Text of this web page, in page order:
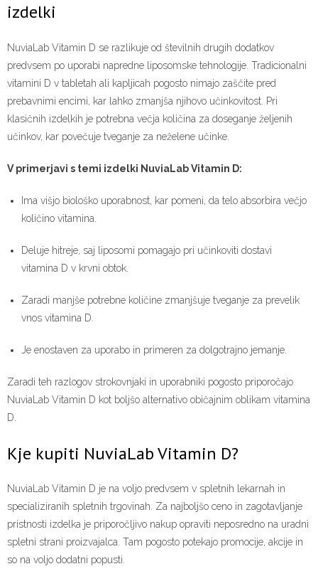
izdelki
NuviaLab Vitamin D se razlikuje od številnih drugih dodatkov
predvsem po uporabi napredne liposomske tehnologije. Tradicionalni
vitamini D v tabletah ali kapljicah pogosto nimajo zaščite pred
prebavnimi encimi, kar lahko zmanjša njihovo učinkovitost. Pri
klasičnih izdelkih je potrebna večja količina za doseganje željenih
učinkov, kar povečuje tveganje za neželene učinke.
V primerjavi s temi izdelki NuviaLab Vitamin D:
Ima višjo biološko uporabnost, kar pomeni, da telo absorbira večjo
količino vitamina.
Deluje hitreje, saj liposomi pomagajo pri učinkoviti dostavi
vitamina D v krvni obtok.
Zaradi manjše potrebne količine zmanjšuje tveganje za prevelik
vnos vitamina D.
Je enostaven za uporabo in primeren za dolgotrajno jemanje.
Zaradi teh razlogov strokovnjaki in uporabniki pogosto priporočajo
NuviaLab Vitamin D kot boljšo alternativo običajnim oblikam vitamina
D.
Kje kupiti NuviaLab Vitamin D?
NuviaLab Vitamin D je na voljo predvsem v spletnih lekarnah in
specializiranih spletnih trgovinah. Za najboljšo ceno in zagotavljanje
pristnosti izdelka je priporočljivo nakup opraviti neposredno na uradni
spletni strani proizvajalca. Tam pogosto potekajo promocije, akcije in
so na voljo dodatni popusti.